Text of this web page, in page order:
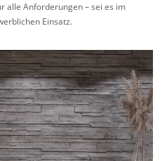
alle Anforderungen – sei es im
Einsatz.